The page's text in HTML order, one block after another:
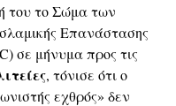
του το Σώμα των
Επανάστασης
σε μήνυμα προς τις
, τόνισε ότι ο
εχθρός» δεν